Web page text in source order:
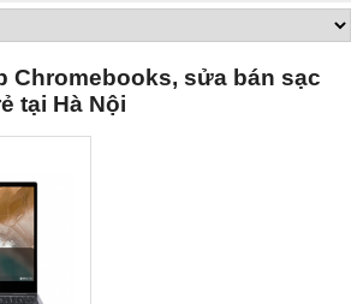
Chromebooks, sửa bán sạc
tại Hà Nội